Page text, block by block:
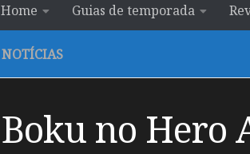
Home Guias de temporada
NOTÍCIAS
Boku no Hero